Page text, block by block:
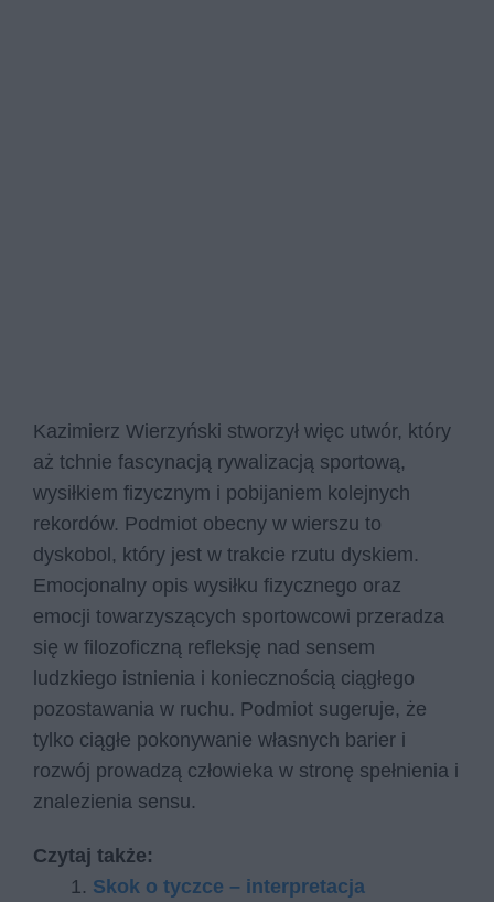
Kazimierz Wierzyński stworzył więc utwór, który
aż tchnie fascynacją rywalizacją sportową,
wysiłkiem fizycznym i pobijaniem kolejnych
rekordów. Podmiot obecny w wierszu to
dyskobol, który jest w trakcie rzutu dyskiem.
Emocjonalny opis wysiłku fizycznego oraz
emocji towarzyszących sportowcowi przeradza
się w filozoficzną refleksję nad sensem
ludzkiego istnienia i koniecznością ciągłego
pozostawania w ruchu. Podmiot sugeruje, że
tylko ciągłe pokonywanie własnych barier i
rozwój prowadzą człowieka w stronę spełnienia i
znalezienia sensu.
Czytaj także:
Skok o tyczce – interpretacja